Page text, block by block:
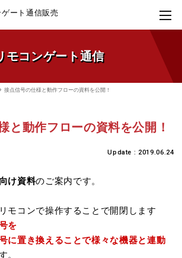
モコンゲート通信
接点信号の仕様と動作フローの資料を公開！
と動作フローの資料を公開！
Update : 2019.06.24
け資料のご案内です。
モコンで操作することで開閉します
を
に置き換えることで様々な機器と連動
。